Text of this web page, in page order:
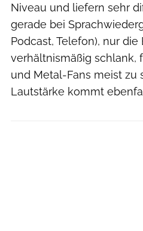
Niveau und liefern sehr
gerade bei
Podcast, Telefon), nur die
verhältnismäßig schlank,
und Metal-Fans meist zu
Lautstärke kommt